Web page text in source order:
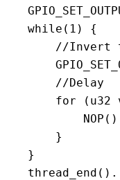
while ( 1 )
{
//Invert
//Delay
for
( u32
NOP ( )
}
}
thread_end ( ) .